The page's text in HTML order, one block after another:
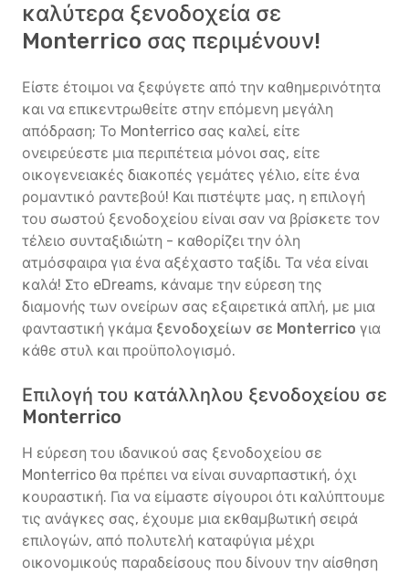
καλύτερα ξενοδοχεία σε
Monterrico σας περιμένουν!
Είστε έτοιμοι να ξεφύγετε από την καθημερινότητα
και να επικεντρωθείτε στην επόμενη μεγάλη
απόδραση; Το Monterrico σας καλεί, είτε
ονειρεύεστε μια περιπέτεια μόνοι σας, είτε
οικογενειακές διακοπές γεμάτες γέλιο, είτε ένα
ρομαντικό ραντεβού! Και πιστέψτε μας, η επιλογή
του σωστού ξενοδοχείου είναι σαν να βρίσκετε τον
τέλειο συνταξιδιώτη - καθορίζει την όλη
ατμόσφαιρα για ένα αξέχαστο ταξίδι. Τα νέα είναι
καλά! Στο eDreams, κάναμε την εύρεση της
διαμονής των ονείρων σας εξαιρετικά απλή, με μια
φανταστική γκάμα ξενοδοχείων σε Monterrico για
κάθε στυλ και προϋπολογισμό.
Επιλογή του κατάλληλου ξενοδοχείου σε
Monterrico
Η εύρεση του ιδανικού σας ξενοδοχείου σε
Monterrico θα πρέπει να είναι συναρπαστική, όχι
κουραστική. Για να είμαστε σίγουροι ότι καλύπτουμε
τις ανάγκες σας, έχουμε μια εκθαμβωτική σειρά
επιλογών, από πολυτελή καταφύγια μέχρι
οικονομικούς παραδείσους που δίνουν την αίσθηση